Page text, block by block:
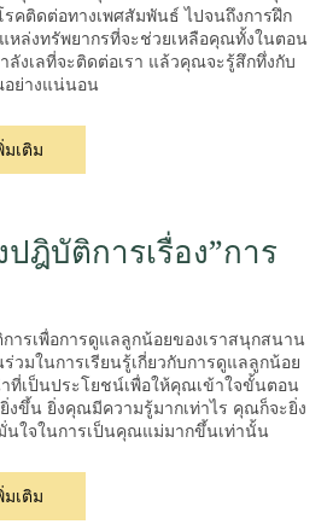
คติดต่อทางเพศสัมพันธ์ ไปจนถึงการฝึก
หล่งทรัพยากรที่จะช่วยเหลือคุณทั้งในตอน
งเลที่จะติดต่อเรา แล้วคุณจะรู้สึกทึ่งกับ
อย่างแน่นอน
เติม
ฎิบัติการเรื่อง”การ
ารเพื่อการดูแลลูกน้อยของเราสนุกสนาน
วมในการเรียนรู้เกี่ยวกับการดูแลลูกน้อย
ที่เป็นประโยชน์เพื่อให้คุณเข้าใจขั้นตอน
ขึ้น ยิ่งคุณมีความรู้มากเท่าไร คุณก็จะยิ่ง
นใจในการเป็นคุณแม่มากขึ้นเท่านั้น
เติม